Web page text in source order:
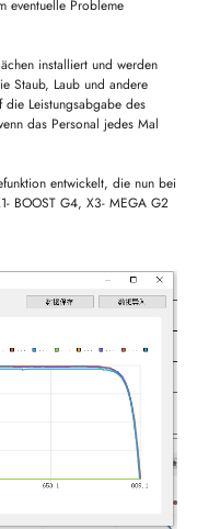
eventuelle Probleme
installiert und werden
Staub, Laub und andere
Leistungsabgabe des
das Personal jedes Mal
entwickelt, die nun bei
BOOST G4, X3- MEGA G2